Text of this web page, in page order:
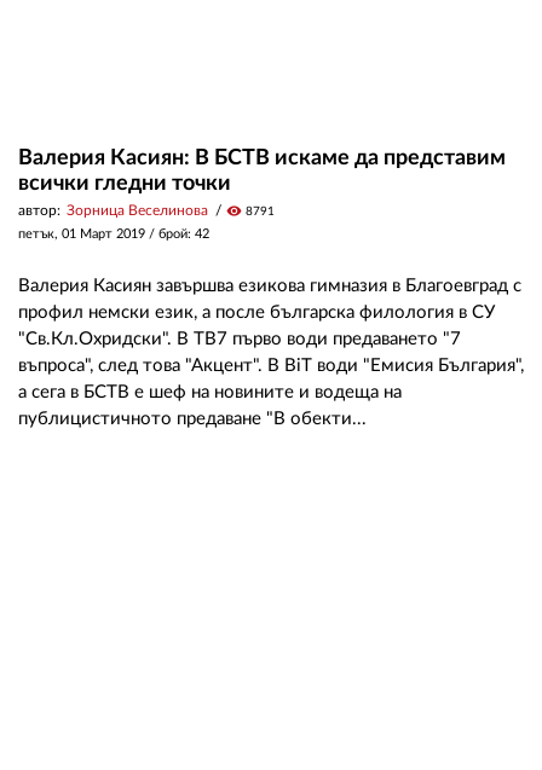
Валерия Касиян: В БСТВ искаме да представим
всички гледни точки
автор: Зорница Веселинова visibility 8791
петък, 01 Март 2019 / брой: 42
Валерия Касиян завършва езикова гимназия в Благоевград с
профил немски език, а после българска филология в СУ
"Св.Кл.Охридски". В ТВ7 първо води предаването "7
въпроса", след това "Акцент". В BiT води "Емисия България",
а сега в БСТВ е шеф на новините и водеща на
публицистичното предаване "В обекти...